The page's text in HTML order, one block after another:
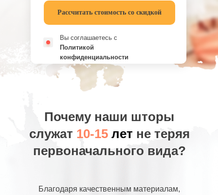
Рассчитать стоимость со скидкой
Вы соглашаетесь с
Политикой
конфиденциальности
Почему наши шторы
служат 10-15 лет не теряя
первоначального вида?
Благодаря качественным материалам,